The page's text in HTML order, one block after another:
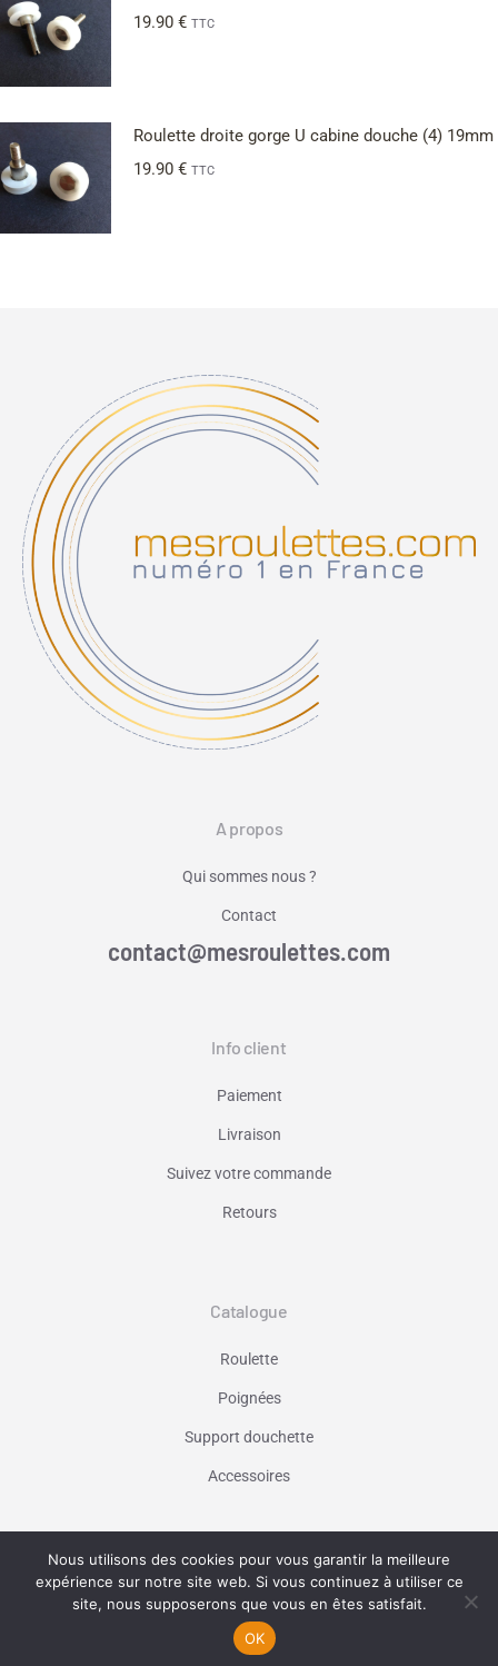
19.90 € TTC
Roulette droite gorge U cabine douche (4) 19mm
19.90 € TTC
A propos
Qui sommes nous ?
Contact
contact@mesroulettes.com
Info client
Paiement
Livraison
Suivez votre commande
Retours
Catalogue
Roulette
Poignées
Support douchette
Accessoires
Vaniseo - votre agence web à Marseille -
En savoir plus
Nous utilisons des cookies pour vous garantir la meilleure
expérience sur notre site web. Si vous continuez à utiliser ce
site, nous supposerons que vous en êtes satisfait.
OK